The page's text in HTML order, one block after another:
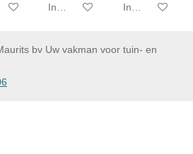
In winkelwagen In winkelwagen
bv Uw vakman voor tuin- en